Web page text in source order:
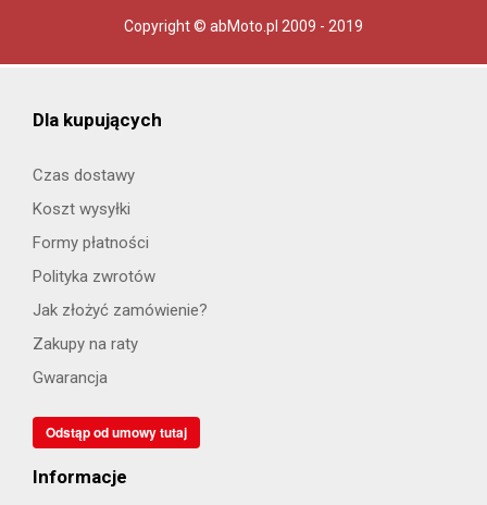
Copyright © abMoto.pl 2009 - 2019
Dla kupujących
Czas dostawy
Koszt wysyłki
Formy płatności
Polityka zwrotów
Jak złożyć zamówienie?
Zakupy na raty
Gwarancja
Odstąp od umowy tutaj
Informacje